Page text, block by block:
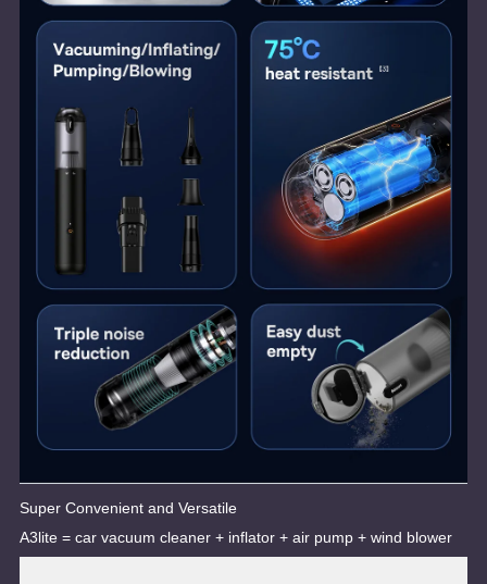
Super Convenient and Versatile
A3lite = car vacuum cleaner + inflator + air pump + wind blower